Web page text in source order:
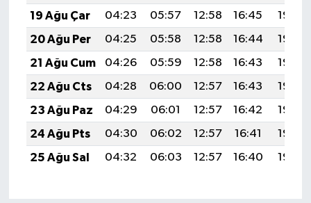
19 Ağu Çar
04:23 05:57 12:58 16:45
19:49
20 Ağu Per
04:25 05:58 12:58 16:44
19:48
21 Ağu Cum
04:26 05:59 12:58 16:43
19:46
22 Ağu Cts
04:28 06:00 12:57 16:43
19:45
23 Ağu Paz
04:29 06:01 12:57 16:42
19:43
24 Ağu Pts
04:30 06:02 12:57 16:41
19:42
25 Ağu Sal
04:32 06:03 12:57 16:40 19:40